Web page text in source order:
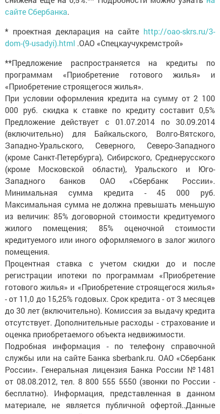
сайте Сбербанка.
* проектная декларация на сайте http://oao-skrs.ru/3-
dom-(9-usadyi).html .ОАО «Спецкаучукремстрой»
**Предложение распространяется на кредиты по
программам «Приобретение готового жилья» и
«Приобретение строящегося жилья».
При условии оформления кредита на сумму от 2 100
000 руб. скидка к ставке по кредиту составит 0,5%
Предложение действует с 01.07.2014 по 30.09.2014
(включительно) для Байкальского, Волго-Вятского,
Западно-Уральского, Северного, Северо-Западного
(кроме Санкт-Петербурга), Сибирского, Среднерусского
(кроме Московской области), Уральского и Юго-
Западного банков ОАО «Сбербанк России».
Минимальная сумма кредита - 45 000 руб.
Максимальная сумма не должна превышать меньшую
из величин: 85% договорной стоимости кредитуемого
жилого помещения; 85% оценочной стоимости
кредитуемого или иного оформляемого в залог жилого
помещения.
Процентная ставка с учетом скидки до и после
регистрации ипотеки по программам «Приобретение
готового жилья» и «Приобретение строящегося жилья»
- от 11,0 до 15,25% годовых. Срок кредита - от 3 месяцев
до 30 лет (включительно). Комиссия за выдачу кредита
отсутствует. Дополнительные расходы - страхование и
оценка приобретаемого объекта недвижимости.
Подробная информация - по телефону справочной
службы или на сайте Банка sberbank.ru. ОАО «Сбербанк
России». Генеральная лицензия Банка России №1481
от 08.08.2012, тел. 8 800 555 5550 (звонки по России -
бесплатно). Информация, представленная в данном
материале, не является публичной офертой..Данные